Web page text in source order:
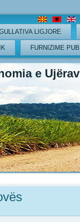
LIGJORE
FURNIZIME
e